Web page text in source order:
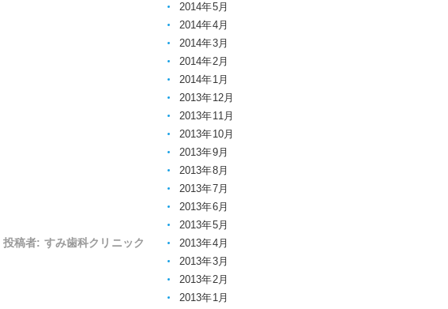
投稿者: すみ歯科クリニック
2014年5月
2014年4月
2014年3月
2014年2月
2014年1月
2013年12月
2013年11月
2013年10月
2013年9月
2013年8月
2013年7月
2013年6月
2013年5月
2013年4月
2013年3月
2013年2月
2013年1月